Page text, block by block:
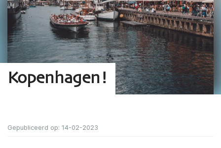
Kopenhagen!
Gepubliceerd op: 14-02-2023